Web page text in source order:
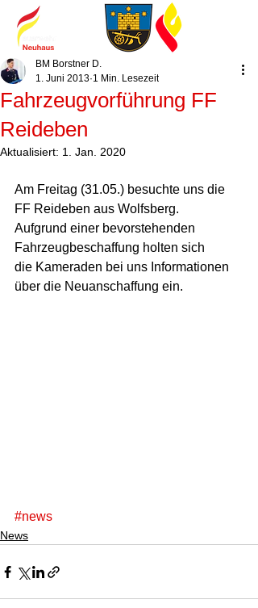
Fahrzeugvorführung FF
Reideben
BM Borstner D.
1. Juni 2013 1 Min. Lesezeit
Aktualisiert: 1. Jan. 2020
Am Freitag (31.05.) besuchte uns die
FF Reideben aus Wolfsberg.
Aufgrund einer bevorstehenden
Fahrzeugbeschaffung holten sich
die Kameraden bei uns Informationen
über die Neuanschaffung ein.
#news
News